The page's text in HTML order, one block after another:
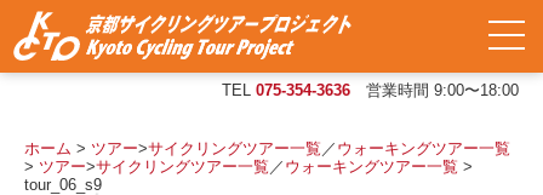
TEL 075-354-3636 営業時間 9:00〜18:00
ホーム > ツアー>サイクリングツアー一覧 ／ ウォーキングツアー一覧
> ツアー>サイクリングツアー一覧 ／ ウォーキングツアー一覧 >
tour_06_s9